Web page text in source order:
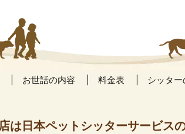
お世話の内容 料金表 シッター
は日本ペットシッターサービス